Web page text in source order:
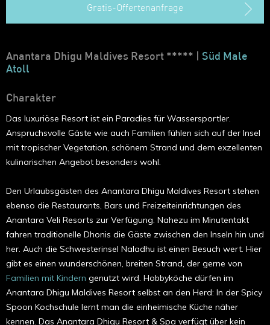
Gratis-Offertenanfrage
Anantara Dhigu Maldives Resort ***** | Süd Male
Atoll
Charakter
Das luxuriöse Resort ist ein Paradies für Wassersportler.
Anspruchsvolle Gäste wie auch Familien fühlen sich auf der Insel
mit tropischer Vegetation, schönem Strand und dem exzellenten
kulinarischen Angebot besonders wohl.
Den Urlaubsgästen des Anantara Dhigu Maldives Resort stehen
ebenso die Restaurants, Bars und Freizeiteinrichtungen des
Anantara Veli Resorts zur Verfügung. Nahezu im Minutentakt
fahren traditionelle Dhonis die Gäste zwischen den Inseln hin und
her. Auch die Schwesterinsel Naladhu ist einen Besuch wert. Hier
gibt es einen wunderschönen, breiten Strand, der gerne von
Familien mit Kindern genutzt wird. Hobbyköche dürfen im
Anantara Dhigu Maldives Resort selbst an den Herd: In der Spicy
Spoon Kochschule lernt man die einheimische Küche näher
kennen. Das Anantara Dhigu Resort & Spa verfügt über kein